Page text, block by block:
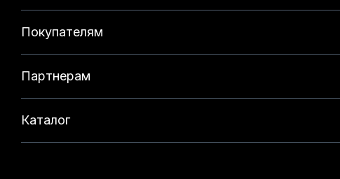
Покупателям
Партнерам
Каталог